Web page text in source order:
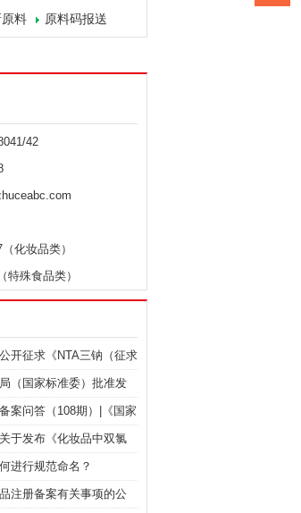
料
原料码报送
42
化妆品类）
特殊食品类）
开征求《NTA三钠（征求
9项化妆品标准意见的通
（国家标准委）批准发
性国家标准《化妆品 安
及官方解读
案问答（108期）|《国家
妆品注册备案有关事项
于发布《化妆品中双氯
》等2项化妆品补充检验
2026年第72号）
进行规范命名？
品注册备案有关事项的公